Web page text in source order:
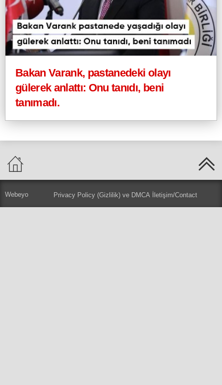
Bakan Varank, pastanedeki olayı
gülerek anlattı: Onu tanıdı, beni
tanımadı.
Webeyo Privacy Policy (Gizlilik) ve DMCA İletişim/Contact